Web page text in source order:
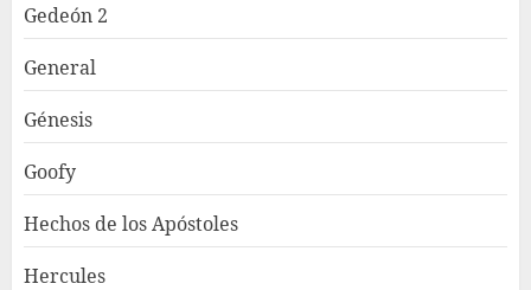
Gedeón 2
General
Génesis
Goofy
Hechos de los Apóstoles
Hercules